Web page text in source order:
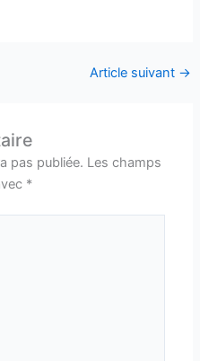
Article suivant →
pas publiée. Les champs
*